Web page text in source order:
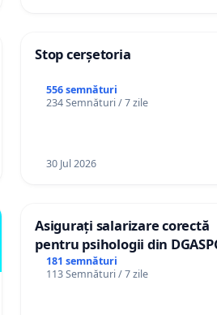
Stop cerșetoria
556 semnături
234 Semnături / 7 zile
30 Jul 2026
Asigurați salarizare corectă
pentru psihologii din
spitale
181 semnături
113 Semnături / 7 zile